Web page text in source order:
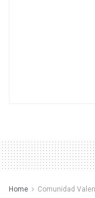
Home Comunidad